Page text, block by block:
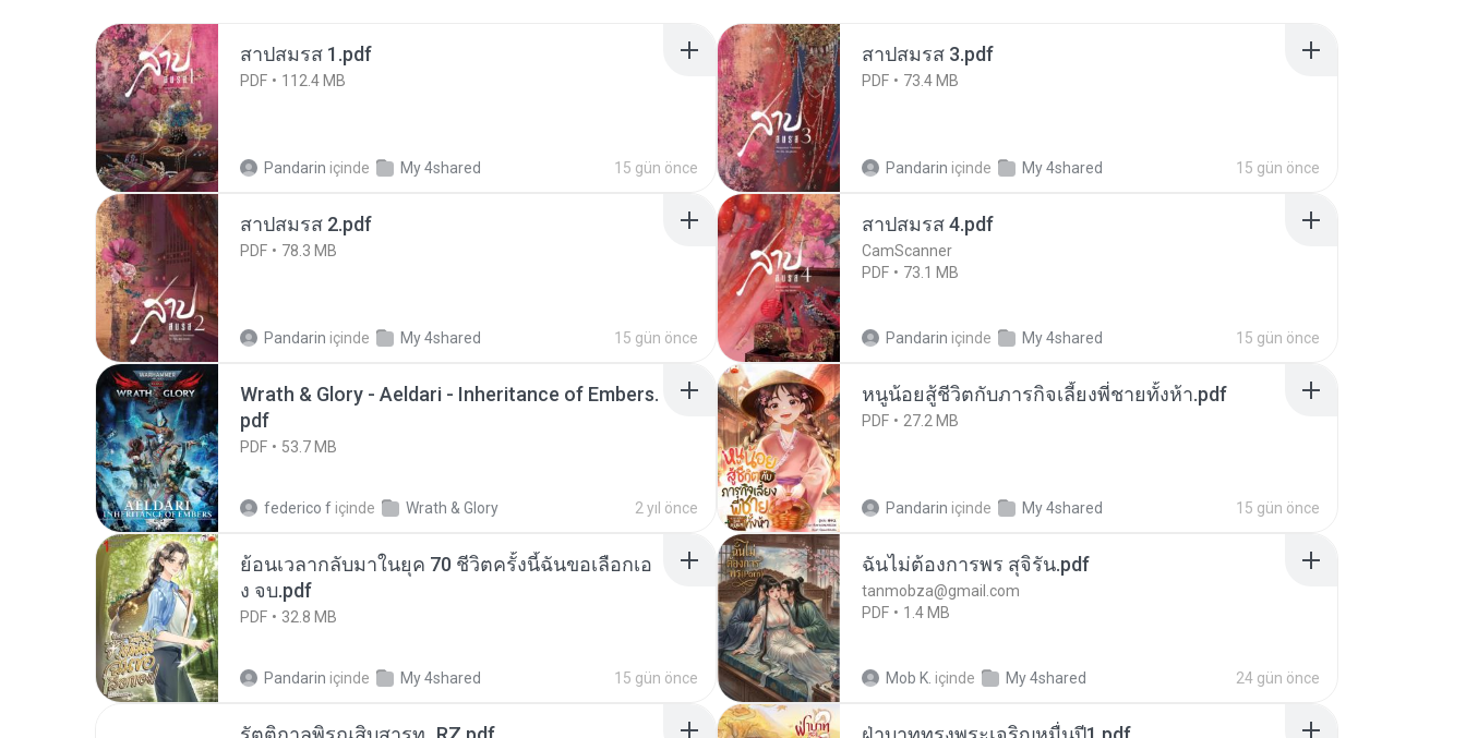
สาปสมรส 1.pdf
PDF 112.4 MB
Pandarin içinde My 4shared 15 gün önce
สาปสมรส 3.pdf
PDF 73.4 MB
Pandarin içinde My 4shared 15 gün önce
สาปสมรส 2.pdf
PDF 78.3 MB
Pandarin içinde My 4shared 15 gün önce
สาปสมรส 4.pdf
CamScanner
PDF
73.1 MB
Pandarin içinde My 4shared 15 gün önce
Wrath & Glory - Aeldari - Inheritance of Embers.
pdf
PDF 53.7 MB
federico f içinde Wrath & Glory 2 yıl önce
หนูน้อยสู้ชีวิตกับภารกิจเลี้ยงพี่ชายทั้งห้า.pdf
PDF 27.2 MB
Pandarin içinde My 4shared 15 gün önce
ย้อนเวลากลับมาในยุค 70 ชีวิตครั้งนี้ฉันขอเลือกเอ
ง จบ.pdf
PDF 32.8 MB
Pandarin içinde My 4shared 15 gün önce
ฉันไม่ต้องการพร สุจิรัน.pdf
tanmobza@gmail.com
PDF
1.4 MB
Mob K. içinde My 4shared 24 gün önce